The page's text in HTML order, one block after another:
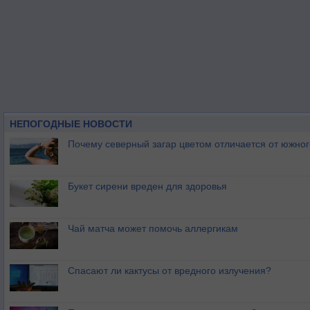
НЕПОГОДНЫЕ НОВОСТИ
Почему северный загар цветом отличается от
Букет сирени вреден для здоровья
Чай матча может помочь аллергикам
Спасают ли кактусы от вредного излучения?